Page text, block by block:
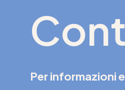
Per informazioni